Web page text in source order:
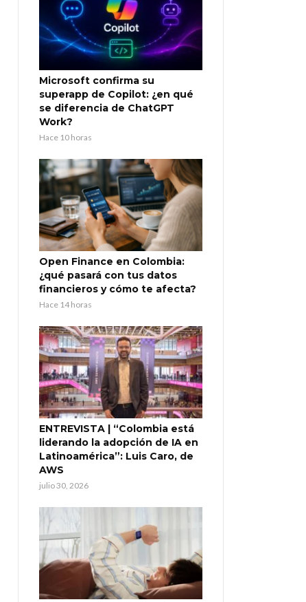
Microsoft confirma su
superapp de Copilot: ¿en qué
se diferencia de ChatGPT
Work?
Hace 10 horas
Open Finance en Colombia:
¿qué pasará con tus datos
financieros y cómo te afecta?
Hace 14 horas
ENTREVISTA | “Colombia está
liderando la adopción de IA en
Latinoamérica”: Luis Caro, de
AWS
julio 30, 2026